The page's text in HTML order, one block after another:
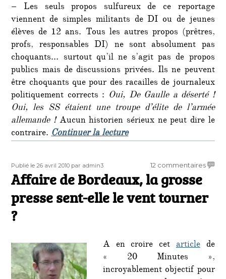
– Les seuls propos sulfureux de ce reportage
viennent de simples militants de DI ou de jeunes
élèves de 12 ans. Tous les autres propos (prêtres,
profs, responsables DI) ne sont absolument pas
choquants… surtout qu’il ne s’agit pas de propos
publics mais de discussions privées. Ils ne peuvent
être choquants que pour des racailles de journaleux
politiquement corrects : Oui, De Gaulle a déserté !
Oui, les SS étaient une troupe d’élite de l’armée
allemande !Aucun historien sérieux ne peut dire le
contraire.Continuer la lecturede « Les Infiltrés : un
Publié
le
Publié le 26 avril 2010 Auteur
par admin3 12 commentairessur
sent-
elle
le
vent
Affaire de Bordeaux, la grosse
presse sent-elle le vent tourner
?
A en croire cetarticlede
« 20 Minutes »,
incroyablement objectif pour